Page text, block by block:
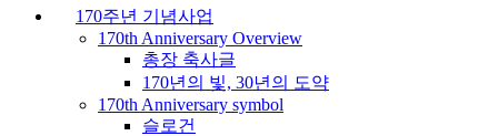
170주년 기념사업
170th Anniversary Overview
총장 축사글
170년의 빛, 30년의 도약
170th Anniversary symbol
슬로건